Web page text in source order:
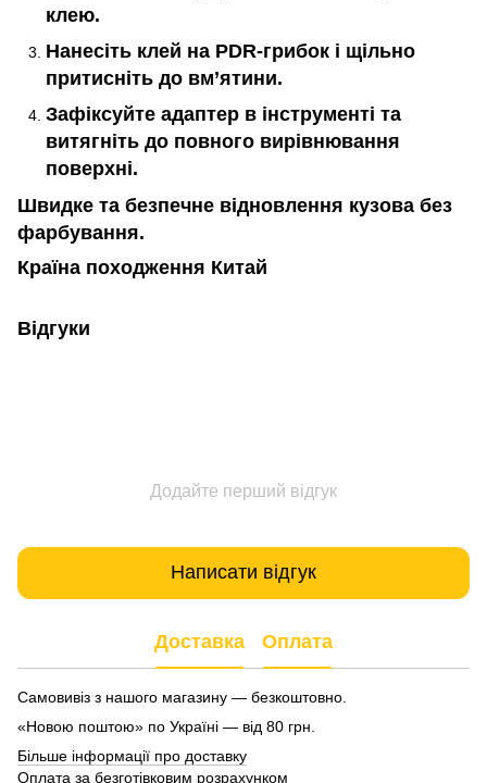
клею.
Нанесіть клей на PDR-грибок і щільно
притисніть до вм’ятини.
Зафіксуйте адаптер в інструменті та
витягніть до повного вирівнювання
поверхні.
Швидке та безпечне відновлення кузова без
фарбування.
Країна походження Китай
Відгуки
Додайте перший відгук
Написати відгук
Доставка Оплата
Самовивіз з нашого магазину — безкоштовно.
«Новою поштою» по Україні — від 80 грн.
Більше інформації про доставку
Оплата за безготівковим розрахунком